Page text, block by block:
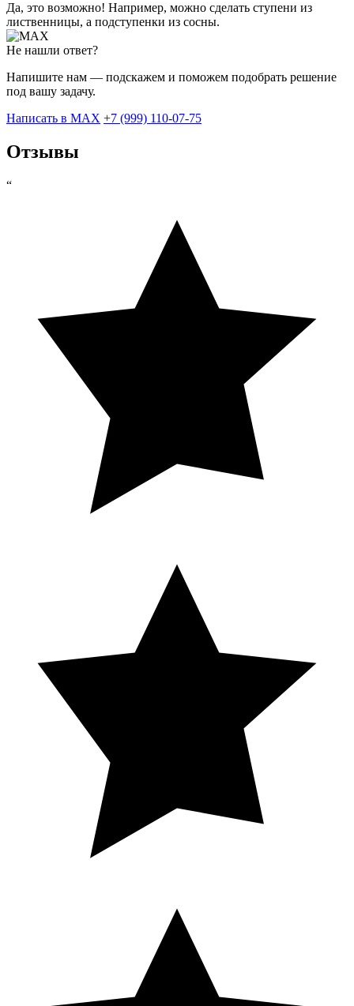
Да, это возможно! Например, можно сделать ступени из
лиственницы, а подступенки из сосны.
Не нашли ответ?
Напишите нам — подскажем и поможем подобрать решение
под вашу задачу.
Написать в MAX +7 (999) 110-07-75
Отзывы
“